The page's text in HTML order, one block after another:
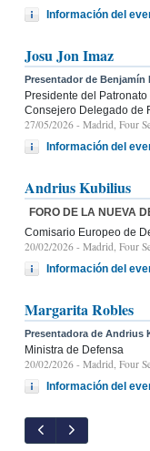
Información del
Josu Jon Imaz
Presentador de Benjamín
Presidente del
Consejero Delegado de
27/05/2026 - Madrid, Four
Información del
Andrius Kubilius
FORO DE LA NUEVA
Comisario Europeo de
20/02/2026 - Madrid, Four
Información del
Margarita Robles
Presentadora de Andrius
Ministra de Defensa
20/02/2026 - Madrid, Four
Información del